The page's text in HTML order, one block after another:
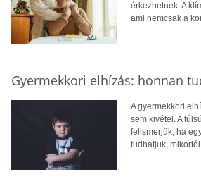
érkezhetnek. A
ami nemcsak a
Gyermekkori elhízás: honnan
A gyermekkori
sem kivétel. A
felismerjük, ha
tudhatjuk,